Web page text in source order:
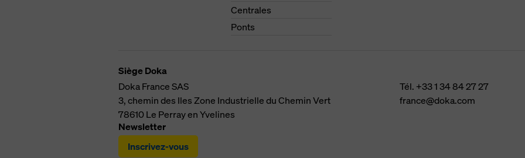
Centrales
Ponts
Siège Doka
Doka France SAS
3, chemin des IlesZone Industrielle du Chemin Vert
78610Le Perray en Yvelines
Tél. +33 1 34 84 27 27
france@doka.com
Newsletter
Inscrivez-vous